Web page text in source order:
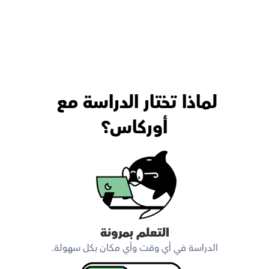
أوركاس؟
التعلم بمرونة
الدراسة في أي وقت وأي مكان بكل سهولة.